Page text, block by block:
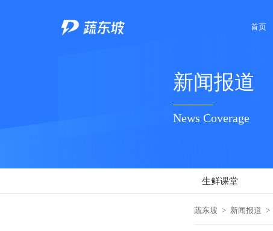
首页
新闻报道
News Coverage
生鲜课堂
蔬东坡 > 新闻报道 >